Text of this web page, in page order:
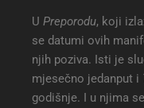
U Preporodu, koji
se datumi ovih
njih poziva. Isti je
mjesečno jedanput i
godišnje. I u njima